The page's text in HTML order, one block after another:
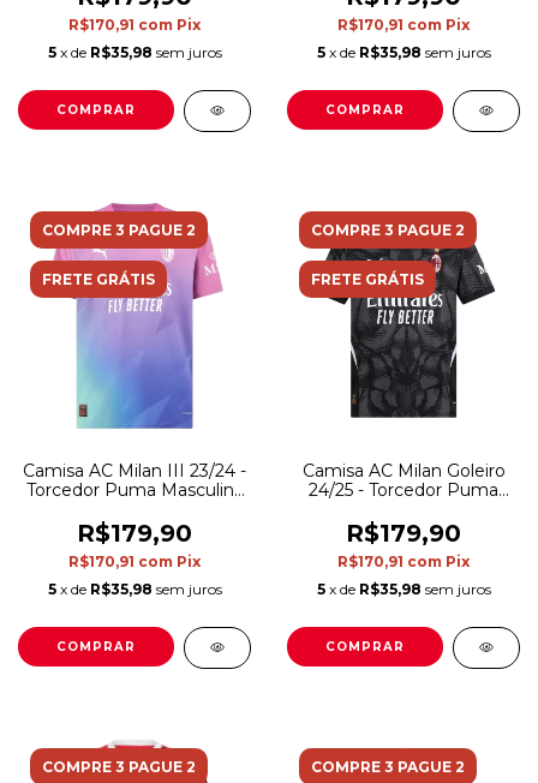
R$170,91 com Pix
5 x de R$35,98 sem juros
COMPRAR
R$170,91 com Pix
5 x de R$35,98 sem juros
COMPRAR
COMPRE 3 PAGUE 2
FRETE GRÁTIS
Camisa AC Milan III 23/24 -
Torcedor Puma Masculina
roxo e verde
R$179,90
R$170,91 com Pix
5 x de R$35,98 sem juros
COMPRAR
COMPRE 3 PAGUE 2
FRETE GRÁTIS
Camisa AC Milan Goleiro
24/25 - Torcedor Puma
detalhes em cinza
R$179,90
R$170,91 com Pix
5 x de R$35,98 sem juros
COMPRAR
COMPRE 3 PAGUE 2 COMPRE 3 PAGUE 2